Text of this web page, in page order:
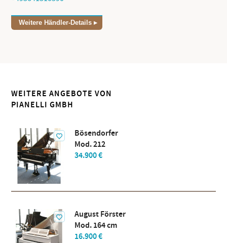
Weitere Händler-Details
WEITERE ANGEBOTE VON
PIANELLI GMBH
Bösendorfer
Mod. 212
34.900 €
August Förster
Mod. 164 cm
16.900 €